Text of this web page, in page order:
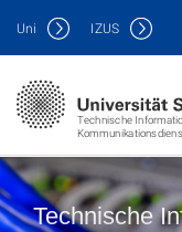
Technische
Uni IZUS
Technische